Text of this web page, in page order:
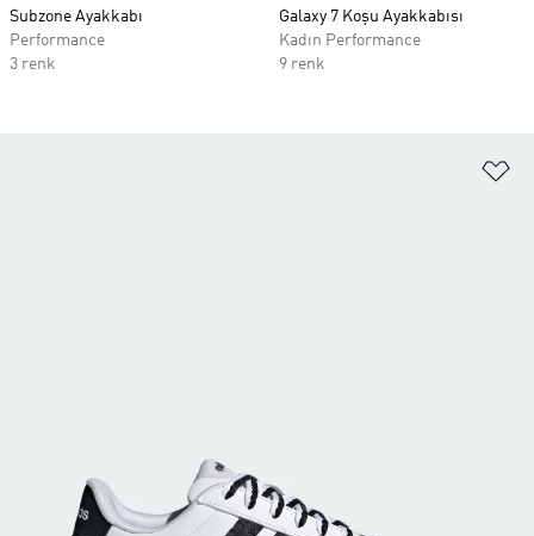
Subzone Ayakkabı
Performance
3 renk
Galaxy 7 Koşu Ayakkabısı
Kadın Performance
9 renk